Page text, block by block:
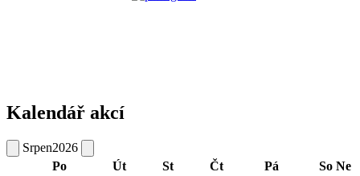
Kalendář akcí
Srpen2026
Po
Út St Čt Pá So Ne